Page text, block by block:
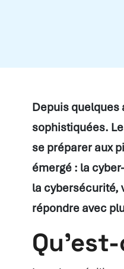
Depuis quelques
sophistiquées.
se préparer aux
émergé : la
la cybersécurité,
répondre avec